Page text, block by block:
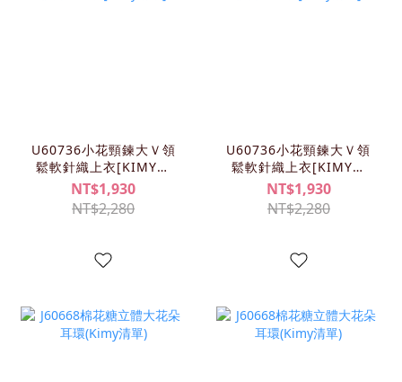
U60736小花頸鍊大Ｖ領
鬆軟針織上衣[KIMY清
單]
NT$1,930
NT$2,280
U60736小花頸鍊大Ｖ領
鬆軟針織上衣[KIMY清
單]
NT$1,930
NT$2,280